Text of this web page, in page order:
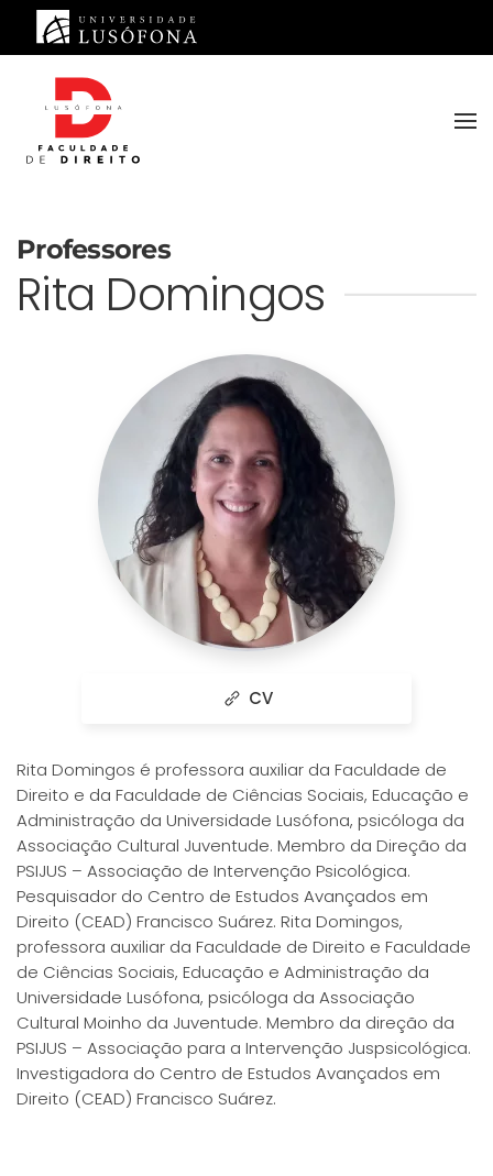
Saltar para o conteúdo principal
Professores
Rita Domingos
CV
Rita Domingos é professora auxiliar da Faculdade de
Direito e da Faculdade de Ciências Sociais, Educação e
Administração da Universidade Lusófona, psicóloga da
Associação Cultural Juventude. Membro da Direção da
PSIJUS – Associação de Intervenção Psicológica.
Pesquisador do Centro de Estudos Avançados em
Direito (CEAD) Francisco Suárez. Rita Domingos,
professora auxiliar da Faculdade de Direito e Faculdade
de Ciências Sociais, Educação e Administração da
Universidade Lusófona, psicóloga da Associação
Cultural Moinho da Juventude. Membro da direção da
PSIJUS – Associação para a Intervenção Juspsicológica.
Investigadora do Centro de Estudos Avançados em
Direito (CEAD) Francisco Suárez.